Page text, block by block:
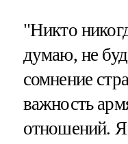
"Никто
думаю, не
сомнение
важность
отношений. Я